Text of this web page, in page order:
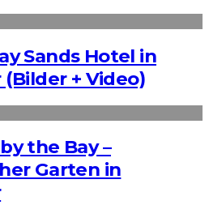
Sands Hotel in
+ Video)
the Bay –
Garten in